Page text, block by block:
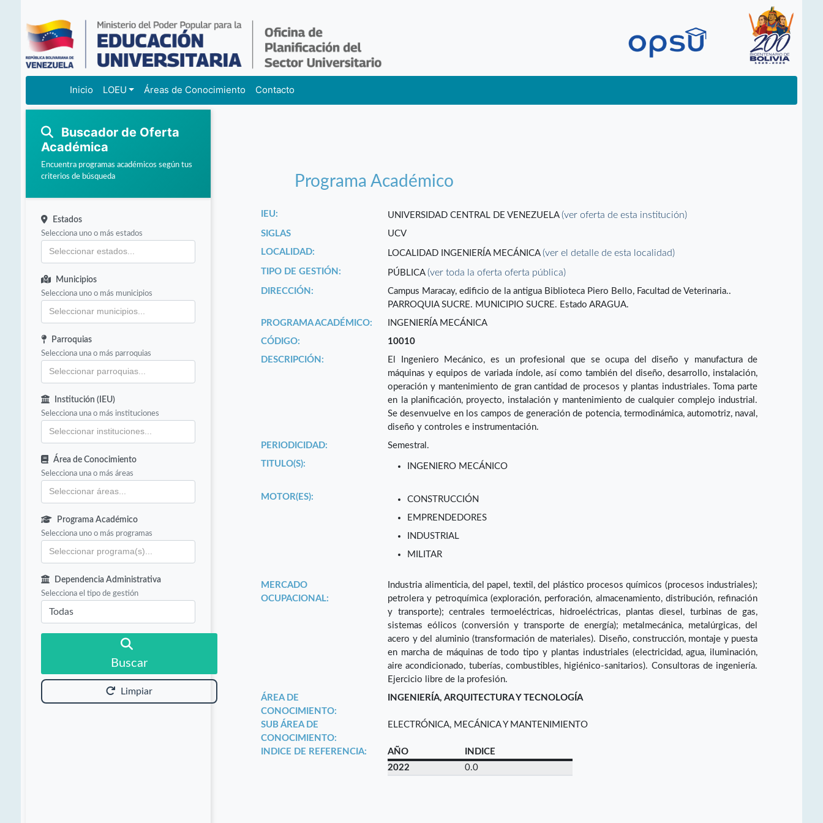
Inicio LOEU Áreas de Conocimiento Contacto
Buscador de Oferta
Académica
Encuentra programas académicos según tus
criterios de búsqueda
Estados
Selecciona uno o más estados
Municipios
Selecciona uno o más municipios
Parroquias
Selecciona una o más parroquias
Institución (IEU)
Selecciona una o más instituciones
Área de Conocimiento
Selecciona una o más áreas
Programa Académico
Selecciona uno o más programas
Dependencia Administrativa
Selecciona el tipo de gestión
Buscar
Limpiar
Programa Académico
IEU: UNIVERSIDAD CENTRAL DE VENEZUELA(ver oferta de esta institución)
SIGLAS
UCV
LOCALIDAD:
LOCALIDAD INGENIERÍA MECÁNICA(ver el detalle de esta localidad)
TIPO DE GESTIÓN: PÚBLICA(ver toda la oferta oferta pública)
DIRECCIÓN:
Campus Maracay, edificio de la antigua Biblioteca Piero Bello, Facultad de Veterinaria..
PARROQUIA SUCRE. MUNICIPIO SUCRE. Estado ARAGUA.
PROGRAMA ACADÉMICO:
INGENIERÍA MECÁNICA
CÓDIGO:
10010
DESCRIPCIÓN:
El Ingeniero Mecánico, es un profesional que se ocupa del diseño y manufactura de
máquinas y equipos de variada índole, así como también del diseño, desarrollo, instalación,
operación y mantenimiento de gran cantidad de procesos y plantas industriales. Toma parte
en la planificación, proyecto, instalación y mantenimiento de cualquier complejo industrial.
Se desenvuelve en los campos de generación de potencia, termodinámica, automotriz, naval,
diseño y controles e instrumentación.
PERIODICIDAD:
Semestral.
TITULO(S):
INGENIERO MECÁNICO
MOTOR(ES):
CONSTRUCCIÓN
EMPRENDEDORES
INDUSTRIAL
MILITAR
MERCADO
OCUPACIONAL:
Industria alimenticia, del papel, textil, del plástico procesos químicos (procesos industriales);
petrolera y petroquímica (exploración, perforación, almacenamiento, distribución, refinación
y transporte); centrales termoeléctricas, hidroeléctricas, plantas diesel, turbinas de gas,
sistemas eólicos (conversión y transporte de energía); metalmecánica, metalúrgicas, del
acero y del aluminio (transformación de materiales). Diseño, construcción, montaje y puesta
en marcha de máquinas de todo tipo y plantas industriales (electricidad, agua, iluminación,
aire acondicionado, tuberías, combustibles, higiénico-sanitarios). Consultoras de ingeniería.
Ejercicio libre de la profesión.
ÁREA DE
CONOCIMIENTO:
INGENIERÍA, ARQUITECTURA Y TECNOLOGÍA
SUB ÁREA DE
CONOCIMIENTO:
ELECTRÓNICA, MECÁNICA Y MANTENIMIENTO
INDICE DE REFERENCIA: AÑO
INDICE
2022
0.0